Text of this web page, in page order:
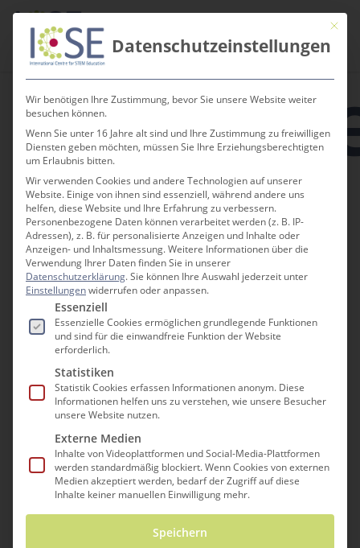
Skip
content
search
« Alle Veranstaltungen
Diese Veranstaltung hat bereits
stattgefunden.
Digitaler Bildungskongress
18. Juni 2021 @ 10:00-15:30
Freiburg hat sich seit 2006 zu einer
vernetzten Bildungslandschaft entwickelt.
Das Ziel dieser Bildungslandschaft ist,
gesellschaftliche Teilhabe zu erhöhen und
für mehr Bildungsgerechtigkeit zu sorgen.
Wie Bildungslandschaften zukunftsweisende
Antworten geben können, um
Bildungserfolge von sozio-ökonomischen
Bedingungen zu entkoppeln, ist die zentrale
Fragestellung dieses Kongresses.
Mit
Datenschutzeinstellungen
Wir benötigen Ihre Zustimmung, bevor Sie unsere Website weiter
besuchen können.
Wenn Sie unter 16 Jahre alt sind und Ihre Zustimmung zu freiwilligen
Diensten geben möchten, müssen Sie Ihre Erziehungsberechtigten
um Erlaubnis bitten.
Wir verwenden Cookies und andere Technologien auf unserer
Website. Einige von ihnen sind essenziell, während andere uns
helfen, diese Website und Ihre Erfahrung zu verbessern.
Personenbezogene Daten können verarbeitet werden (z. B. IP-
Adressen), z. B. für personalisierte Anzeigen und Inhalte oder
Anzeigen- und Inhaltsmessung.Weitere Informationen über die
Verwendung Ihrer Daten finden Sie in unserer
Datenschutzerklärung.Sie können Ihre Auswahl jederzeit unter
Einstellungenwiderrufen oder anpassen.
Es folgt eine Liste der Service-Gruppen, für die
Essenziell
Essenzielle Cookies ermöglichen grundlegende Funktionen
und sind für die einwandfreie Funktion der Website
erforderlich.
Statistiken
Statistik Cookies erfassen Informationen anonym. Diese
Informationen helfen uns zu verstehen, wie unsere Besucher
unsere Website nutzen.
Externe Medien
Inhalte von Videoplattformen und Social-Media-Plattformen
werden standardmäßig blockiert. Wenn Cookies von externen
Medien akzeptiert werden, bedarf der Zugriff auf diese
Inhalte keiner manuellen Einwilligung mehr.
Speichern